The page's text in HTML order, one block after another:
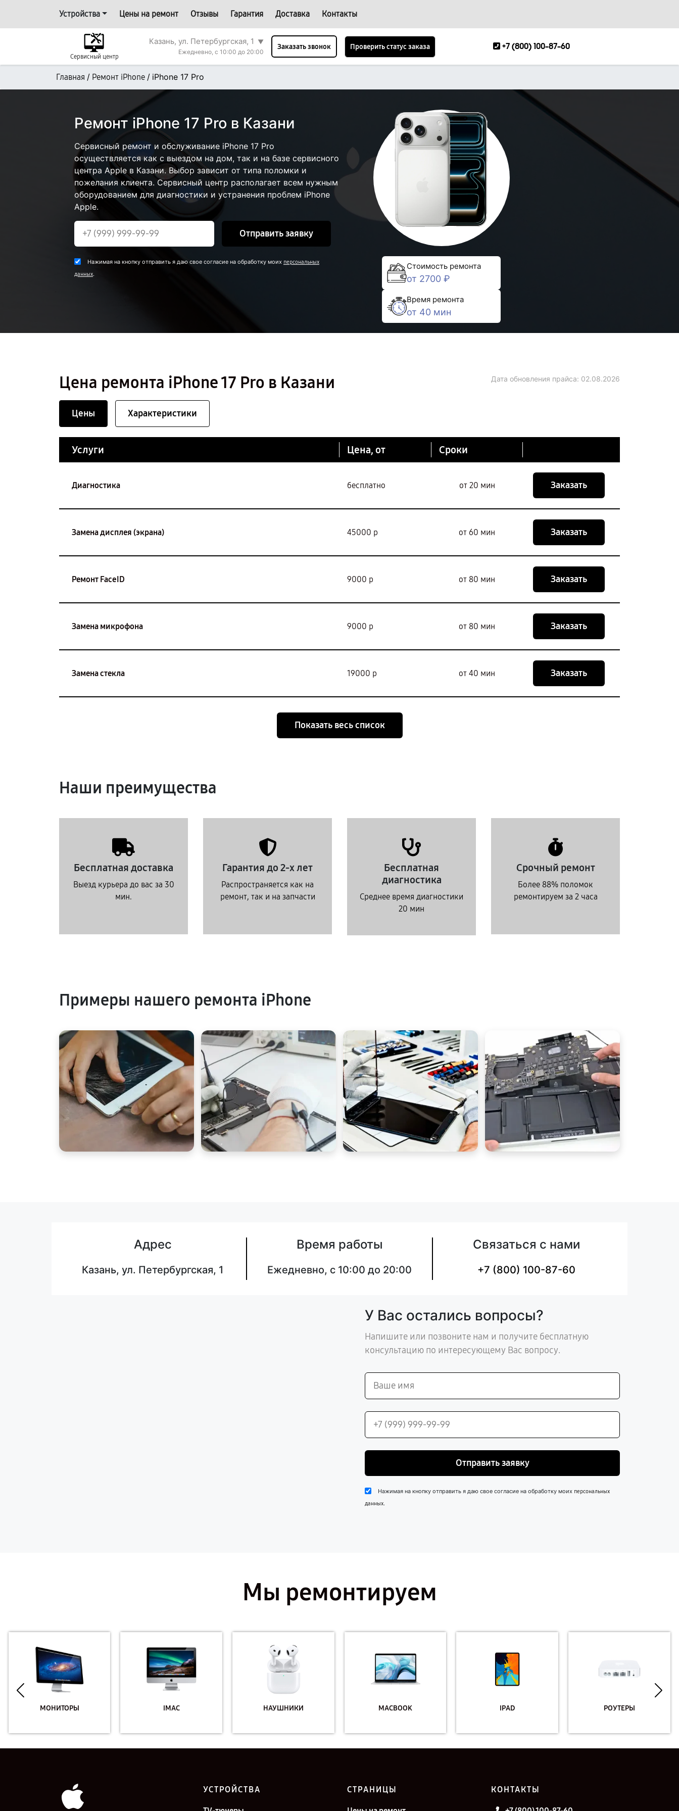
Устройства Цены на ремонт Отзывы Гарантия Доставка Контакты
Сервисный центр
Казань, ул. Петербургская, 1
▼
Ежедневно, с 10:00 до 20:00
Заказать звонок Проверить статус заказа +7 (800) 100-87-60
Главная / Ремонт iPhone / iPhone 17 Pro
Ремонт iPhone 17 Pro в Казани
Сервисный ремонт и обслуживание iPhone 17 Pro
осуществляется как с выездом на дом, так и на базе сервисного
центра Apple в Казани. Выбор зависит от типа поломки и
пожелания клиента. Сервисный центр располагает всем нужным
оборудованием для диагностики и устранения проблем iPhone
Apple.
Отправить заявку
Нажимая на кнопку отправить я даю свое согласие на обработку моих персональных
данных.
Стоимость ремонта
от 2700 ₽
Время ремонта
от 40 мин
Цена ремонта iPhone 17 Pro в Казани Дата обновления прайса: 02.08.2026
Цены Характеристики
Услуги Цена, от Сроки
Диагностика бесплатно от 20 мин Заказать
Замена дисплея (экрана) 45000 р от 60 мин Заказать
Ремонт FaceID 9000 р от 80 мин Заказать
Замена микрофона 9000 р от 80 мин Заказать
Замена стекла 19000 р от 40 мин Заказать
Показать весь список
Наши преимущества
Бесплатная доставка
Выезд курьера до вас за 30
мин.
Гарантия до 2-х лет
Распространяется как на
ремонт, так и на запчасти
Бесплатная
диагностика
Среднее время диагностики
20 мин
Срочный ремонт
Более 88% поломок
ремонтируем за 2 часа
Примеры нашего ремонта iPhone
Адрес
Казань, ул. Петербургская, 1
Время работы
Ежедневно, с 10:00 до 20:00
Связаться с нами
+7 (800) 100-87-60
У Вас остались вопросы?
Напишите или позвоните нам и получите бесплатную
консультацию по интересующему Вас вопросу.
Отправить заявку
Нажимая на кнопку отправить я даю свое согласие на обработку моих персональных
данных.
Мы ремонтируем
МОНИТОРЫ IMAC НАУШНИКИ MACBOOK IPAD РОУТЕРЫ
УСТРОЙСТВА СТРАНИЦЫ КОНТАКТЫ